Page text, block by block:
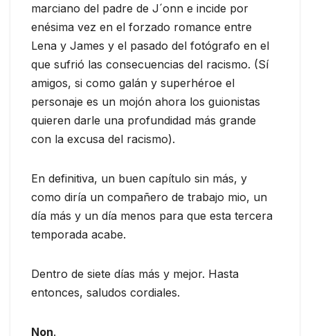
marciano del padre de J´onn e incide por
enésima vez en el forzado romance entre
Lena y James y el pasado del fotógrafo en el
que sufrió las consecuencias del racismo. (Sí
amigos, si como galán y superhéroe el
personaje es un mojón ahora los guionistas
quieren darle una profundidad más grande
con la excusa del racismo).
En definitiva, un buen capítulo sin más, y
como diría un compañero de trabajo mio, un
día más y un día menos para que esta tercera
temporada acabe.
Dentro de siete días más y mejor. Hasta
entonces, saludos cordiales.
Non.